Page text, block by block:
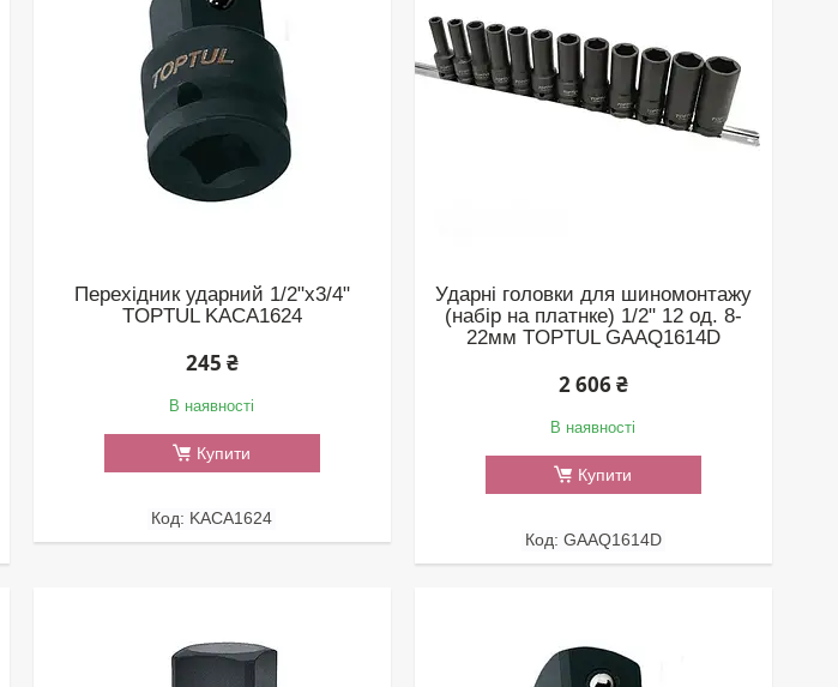
Перехідник ударний 1/2"х3/4"
TOPTUL KACA1624
245 ₴
В наявності
Купити
KACA1624
Ударні головки для шиномонтажу
(набір на платнке) 1/2" 12 од. 8-
22мм TOPTUL GAAQ1614D
2 606 ₴
В наявності
Купити
GAAQ1614D